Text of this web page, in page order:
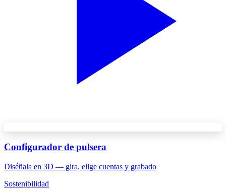
Configurador de pulsera
Diséñala en 3D — gira, elige cuentas y grabado
Sostenibilidad